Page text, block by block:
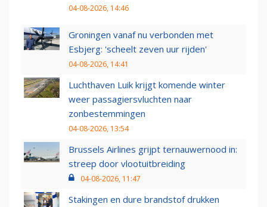
04-08-2026, 14:46
Groningen vanaf nu verbonden met
Esbjerg: 'scheelt zeven uur rijden'
04-08-2026, 14:41
Luchthaven Luik krijgt komende winter
weer passagiersvluchten naar
zonbestemmingen
04-08-2026, 13:54
Brussels Airlines grijpt ternauwernood in:
streep door vlootuitbreiding
04-08-2026, 11:47
Stakingen en dure brandstof drukken